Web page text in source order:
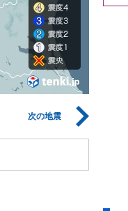
次の地震